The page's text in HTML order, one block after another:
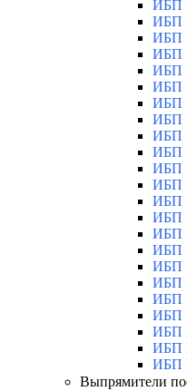
ИБП
ИБП
ИБП
ИБП
ИБП
ИБП
ИБП
ИБП
ИБП
ИБП
ИБП
ИБП
ИБП
ИБП
ИБП
ИБП
ИБП
ИБП
ИБП
ИБП
ИБП
ИБП
ИБП
Выпрямители